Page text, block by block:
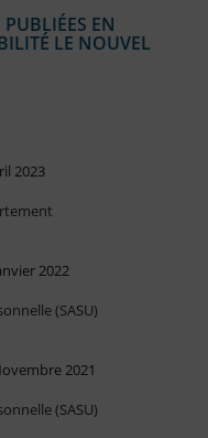
EN
LE NOUVEL
2023
2022
(SASU)
2021
(SASU)